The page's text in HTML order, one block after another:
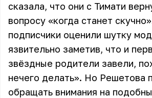
сказала, что они с Тимати
вопросу «когда станет
подписчики оценили шутку
язвительно заметив, что и
звёздные родители завели,
нечего делать». Но Решетова
обращать внимания на